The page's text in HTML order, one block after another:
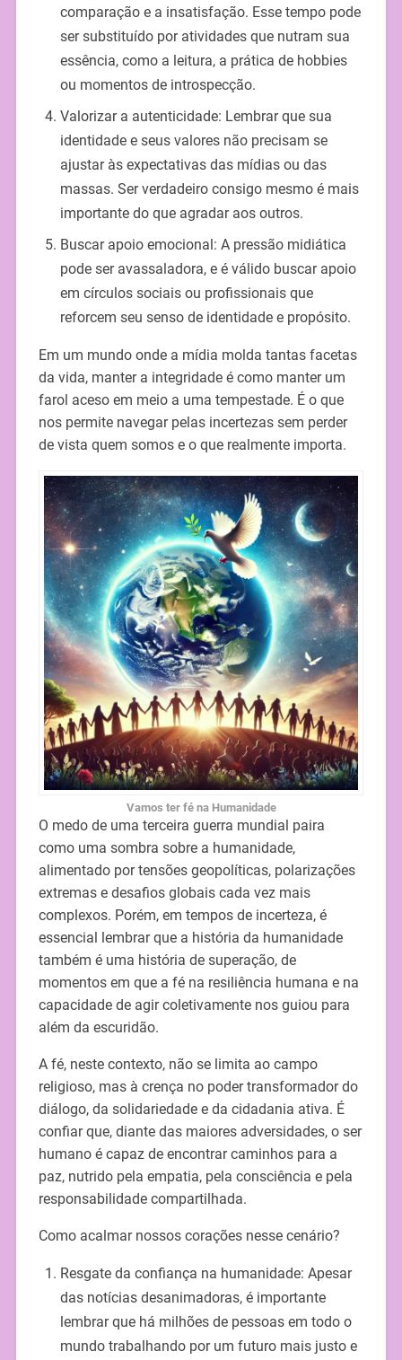
comparação e a insatisfação. Esse tempo pode
ser substituído por atividades que nutram sua
essência, como a leitura, a prática de hobbies
ou momentos de introspecção.
Valorizar a autenticidade: Lembrar que sua
identidade e seus valores não precisam se
ajustar às expectativas das mídias ou das
massas. Ser verdadeiro consigo mesmo é mais
importante do que agradar aos outros.
Buscar apoio emocional: A pressão midiática
pode ser avassaladora, e é válido buscar apoio
em círculos sociais ou profissionais que
reforcem seu senso de identidade e propósito.
Em um mundo onde a mídia molda tantas facetas
da vida, manter a integridade é como manter um
farol aceso em meio a uma tempestade. É o que
nos permite navegar pelas incertezas sem perder
de vista quem somos e o que realmente importa.
Vamos ter fé na Humanidade
O medo de uma terceira guerra mundial paira
como uma sombra sobre a humanidade,
alimentado por tensões geopolíticas, polarizações
extremas e desafios globais cada vez mais
complexos. Porém, em tempos de incerteza, é
essencial lembrar que a história da humanidade
também é uma história de superação, de
momentos em que a fé na resiliência humana e na
capacidade de agir coletivamente nos guiou para
além da escuridão.
A fé, neste contexto, não se limita ao campo
religioso, mas à crença no poder transformador do
diálogo, da solidariedade e da cidadania ativa. É
confiar que, diante das maiores adversidades, o ser
humano é capaz de encontrar caminhos para a
paz, nutrido pela empatia, pela consciência e pela
responsabilidade compartilhada.
Como acalmar nossos corações nesse cenário?
Resgate da confiança na humanidade: Apesar
das notícias desanimadoras, é importante
lembrar que há milhões de pessoas em todo o
mundo trabalhando por um futuro mais justo e